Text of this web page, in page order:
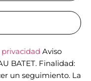
Aviso
BATET. Finalidad:
un seguimiento. La